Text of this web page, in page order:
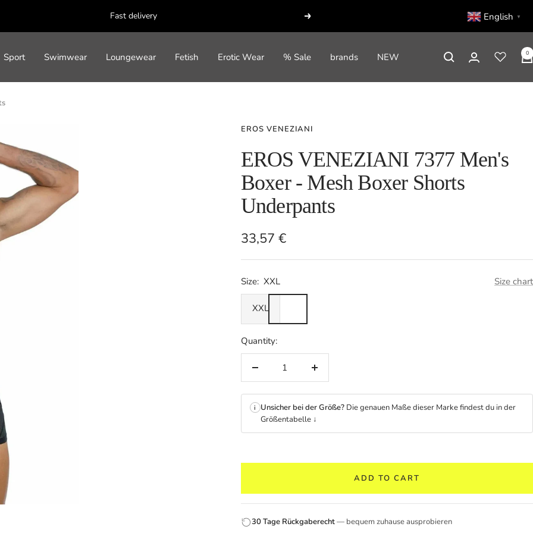
Fast delivery Next
Sport Swimwear Loungewear Fetish Erotic Wear % Sale brands NEW 0
EROS VENEZIANI
EROS VENEZIANI 7377 Men's
Boxer - Mesh Boxer Shorts
Underpants
Sale
price
33,57 €
Size: XXL Size chart
XXL
Quantity:
Decrease
Increase
i Unsicher bei der Größe?Die genauen Maße dieser Marke findest du in der
Größentabelle ↓
ADD TO CART
30 Tage Rückgaberecht— bequem zuhause ausprobieren
English ▼